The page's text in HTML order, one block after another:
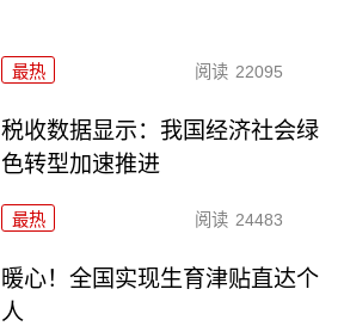
最热 阅读 22095
税收数据显示：我国经济社会绿
色转型加速推进
最热 阅读 24483
暖心！全国实现生育津贴直达个
人